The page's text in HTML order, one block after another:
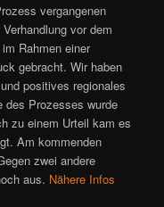
vergangenen
vor dem
Rahmen einer
gebracht. Wir haben
positives regionales
des Prozesses wurde
zu einem Urteil kam es
Am kommenden
zwei andere
aus. Nähere Infos